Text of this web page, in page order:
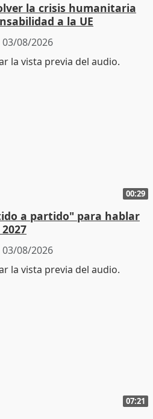
la crisis humanitaria
a la UE
03/08/2026
00:29
a partido" para hablar
03/08/2026
07:21